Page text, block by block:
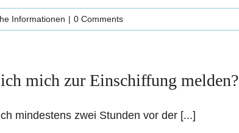
Informationen | 0 Comments
mich zur Einschiffung melden?
mindestens zwei Stunden vor der [...]